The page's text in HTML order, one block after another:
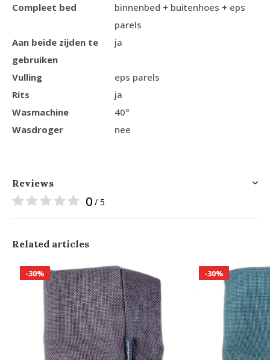
Compleet bed
binnenbed + buitenhoes + eps
parels
Aan beide zijden te
gebruiken
ja
Vulling
eps parels
Rits
ja
Wasmachine
40º
Wasdroger
nee
Reviews
0 / 5
Related articles
-30% -30%